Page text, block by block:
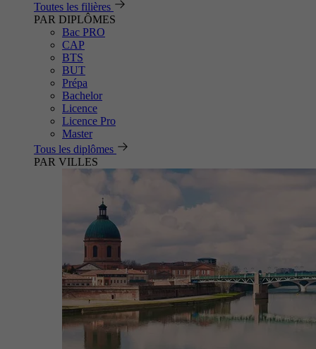
Toutes les filières
PAR DIPLÔMES
Bac PRO
CAP
BTS
BUT
Prépa
Bachelor
Licence
Licence Pro
Master
Tous les diplômes
PAR VILLES